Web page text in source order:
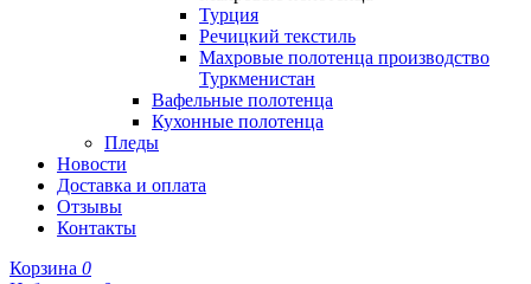
Турция
Речицкий текстиль
Махровые полотенца производство
Туркменистан
Вафельные полотенца
Кухонные полотенца
Пледы
Новости
Доставка и оплата
Отзывы
Контакты
Корзина 0